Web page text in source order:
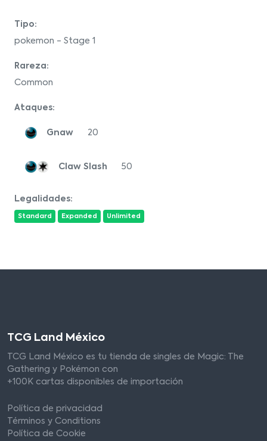
Tipo:
pokemon - Stage 1
Rareza:
Common
Ataques:
Gnaw 20
Claw Slash 50
Legalidades:
Standard Expanded Unlimited
TCG Land México
TCG Land México es tu tienda de singles de Magic: The
Gathering y Pokémon con
+100K cartas disponibles de importación
Política de privacidad
Términos y Conditions
Política de Cookie